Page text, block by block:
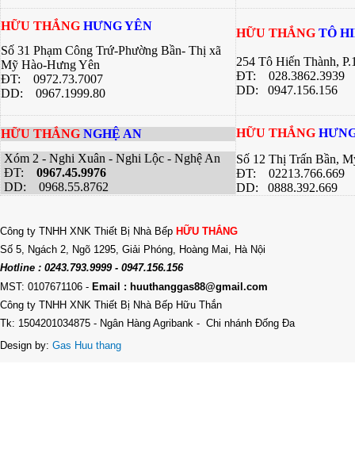
HỮU THẮNG HƯNG YÊN
Số 31 Phạm Công Trứ-Phường Bần- Thị xã
Mỹ Hào-Hưng Yên
ĐT: 0972.73.7007
DD: 0967.1999.80
HỮU THẮNG TÔ
254 Tô Hiến Thành,
ĐT:
028.3862.3939
DD: 0947.156.156
HỮU THẮNG NGHỆ AN
Xóm 2 - Nghi Xuân - Nghi Lộc - Nghệ An
ĐT: 0967.45.9976
DD: 0968.55.8762
HỮU THẮNG
Số 12 Thị Trấn Bần,
ĐT: 02213.766.669
DD: 0888.392.669
Công ty TNHH XNK Thiết Bị Nhà Bếp HỮU THẮNG
Số 5, Ngách 2, Ngõ 1295, Giải Phóng, Hoàng Mai, Hà Nội
Hotline : 0243.793.9999 - 0947.156.156
MST: 0107671106 - Email : huuthanggas88@gmail.com
Công ty TNHH XNK Thiết Bị Nhà Bếp Hữu Thắn
Tk: 1504201034875 - Ngân Hàng Agribank - Chi nhánh Đống Đa
Design by: Gas Huu thang